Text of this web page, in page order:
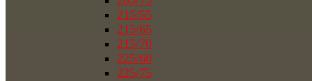
215/55
215/65
215/70
225/60
225/75